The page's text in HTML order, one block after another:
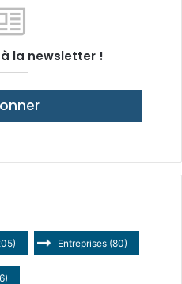
la newsletter !
Entreprises (80)